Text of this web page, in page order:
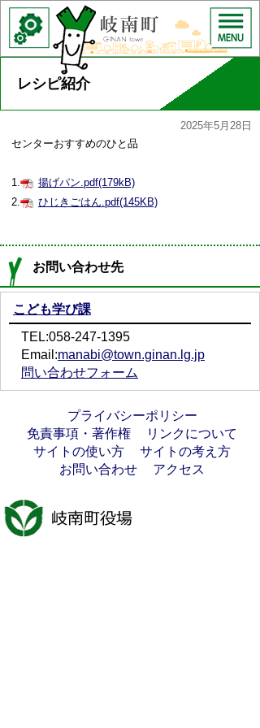
レシピ紹介
2025年5月28日
センターおすすめのひと品
1.
揚げパン.pdf(179kB)
2.
ひじきごはん.pdf(145KB)
お問い合わせ先
こども学び課
TEL:058-247-1395
Email:manabi@town.ginan.lg.jp
問い合わせフォーム
プライバシーポリシー
免責事項・著作権
リンクについて
サイトの使い方
サイトの考え方
お問い合わせ
アクセス